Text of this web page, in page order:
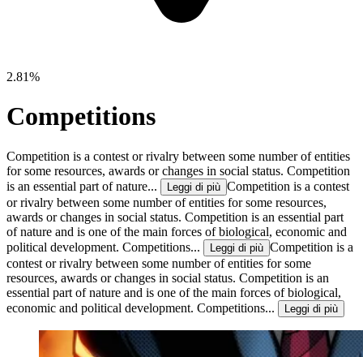
2.81%
Competitions
Competition is a contest or rivalry between some number of entities
for some resources, awards or changes in social status. Competition
is an essential part of nature...
Leggi di più Competition is a contest
or rivalry between some number of entities for some resources,
awards or changes in social status. Competition is an essential part
of nature and is one of the main forces of biological, economic and
political development. Competitions...
Leggi di più Competition is a
contest or rivalry between some number of entities for some
resources, awards or changes in social status. Competition is an
essential part of nature and is one of the main forces of biological,
economic and political development. Competitions...
Leggi di più